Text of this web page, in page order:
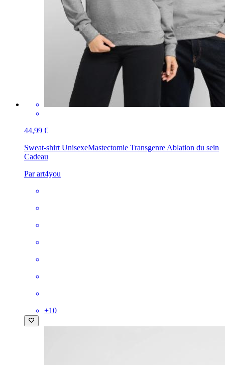
44,99 €
Sweat-shirt UnisexeMastectomie Transgenre Ablation du sein
Cadeau
Par art4you
+10